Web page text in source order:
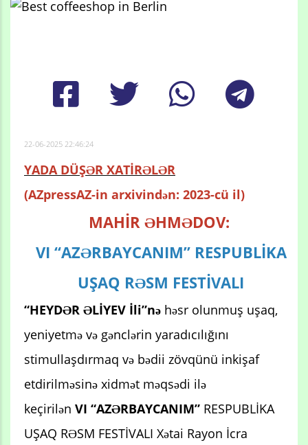
Breadcrumb
22-06-2025 22:46:24
YADA DÜŞƏR XATİRƏLƏR
(AZpressAZ-in arxivindən: 2023-cü il)
MAHİR ƏHMƏDOV:
VI “AZƏRBAYCANIM” RESPUBLİKA
UŞAQ RƏSM FESTİVALI
“HEYDƏR ƏLİYEV İli”nə həsr olunmuş uşaq,
yeniyetmə və gənclərin yaradıcılığını
stimullaşdırmaq və bədii zövqünü inkişaf
etdirilməsinə xidmət məqsədi ilə
keçirilən VI “AZƏRBAYCANIM” RESPUBLİKA
UŞAQ RƏSM FESTİVALI Xətai Rayon İcra